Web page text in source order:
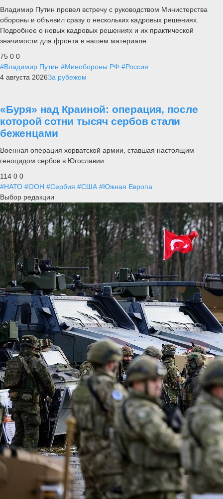
Владимир Путин провел встречу с руководством Министерства
обороны и объявил сразу о нескольких кадровых решениях.
Подробнее о новых кадровых решениях и их практической
значимости для фронта в нашем материале.
75 0 0
#Владимир Путин #Минобороны РФ #Россия
4 августа 2026За рубежом
«Буря» над Краиной: операция, после
которой сотни тысяч сербов стали
беженцами
Военная операция хорватской армии, ставшая настоящим
геноцидом сербов в Югославии.
114 0 0
#НАТО #ООН #Сербия #США #Южная Европа
Выбор редакции